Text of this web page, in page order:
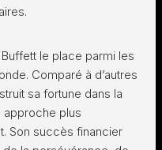
le place parmi les
Comparé à d’autres
sa fortune dans la
approche plus
Son succès financier